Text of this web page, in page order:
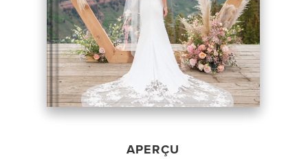
APERÇU